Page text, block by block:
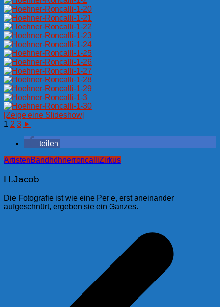
[Zeige eine Slideshow]
1 2 3 ►
teilen
ArtistenBand höhnerroncalliZirkus
H.Jacob
Die Fotografie ist wie eine Perle, erst aneinander
aufgeschnürt, ergeben sie ein Ganzes.